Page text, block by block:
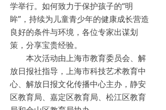
学举行。如何致力于保护孩子的“明
眸”，持续为儿童青少年的健康成长营造
良好的条件与环境，各位专家出谋划
策，分享宝贵经验。
本次活动由上海市教育委员会、解
放日报社指导，上海市科技艺术教育中
心、解放日报文化传播中心主办，静安
区教育局、嘉定区教育局、松江区教育